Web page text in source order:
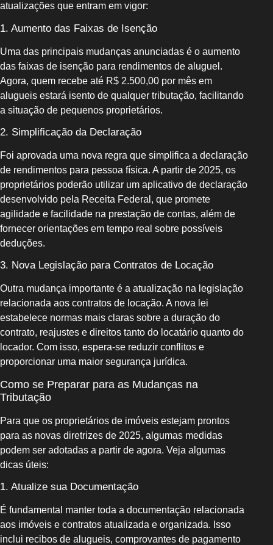
atualizações que entram em vigor:
1. Aumento das Faixas de Isenção
Uma das principais mudanças anunciadas é o aumento
das faixas de isenção para rendimentos de aluguel.
Agora, quem recebe até R$ 2.500,00 por mês em
alugueis estará isento de qualquer tributação, facilitando
a situação de pequenos proprietários.
2. Simplificação da Declaração
Foi aprovada uma nova regra que simplifica a declaração
de rendimentos para pessoa física. A partir de 2025, os
proprietários poderão utilizar um aplicativo de declaração
desenvolvido pela Receita Federal, que promete
agilidade e facilidade na prestação de contas, além de
fornecer orientações em tempo real sobre possíveis
deduções.
3. Nova Legislação para Contratos de Locação
Outra mudança importante é a atualização na legislação
relacionada aos contratos de locação. A nova lei
estabelece normas mais claras sobre a duração do
contrato, reajustes e direitos tanto do locatário quanto do
locador. Com isso, espera-se reduzir conflitos e
proporcionar uma maior segurança jurídica.
Como se Preparar para as Mudanças na
Tributação
Para que os proprietários de imóveis estejam prontos
para as novas diretrizes de 2025, algumas medidas
podem ser adotadas a partir de agora. Veja algumas
dicas úteis:
1. Atualize sua Documentação
É fundamental manter toda a documentação relacionada
aos imóveis e contratos atualizada e organizada. Isso
inclui recibos de alugueis, comprovantes de pagamento